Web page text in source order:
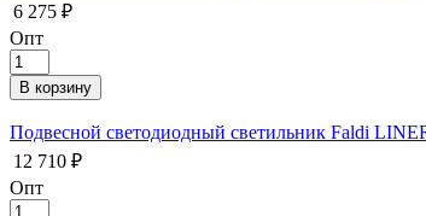
6 275 ₽
Опт
Подвесной светодиодный светильник Faldi
12 710 ₽
Опт